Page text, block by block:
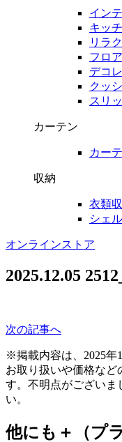
イン
キッ
リラ
フロ
デコ
クッ
スリ
カーテン
カー
収納
衣類
シェ
オンラインストア
2025.12.05
次の記事へ
※掲載内容は、2025年
お取り扱いや価格など
す。不明点がございま
い。
他にも＋（プ